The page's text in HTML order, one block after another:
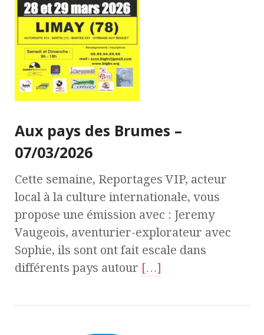
Aux pays des Brumes –
07/03/2026
Cette semaine, Reportages VIP, acteur
local à la culture internationale, vous
propose une émission avec : Jeremy
Vaugeois, aventurier-explorateur avec
Sophie, ils sont ont fait escale dans
différents pays autour […]